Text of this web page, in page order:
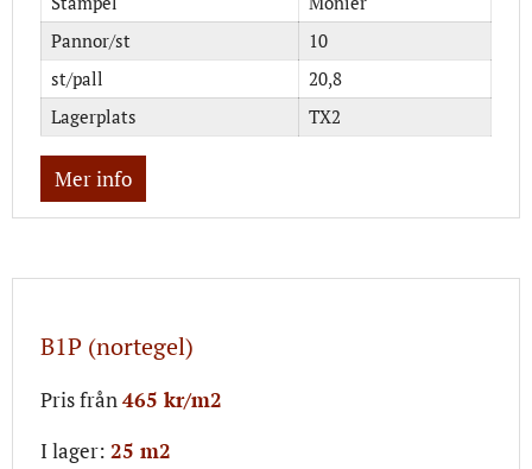
Pannor/st
10
st/pall
20,8
Lagerplats
TX2
Mer info
B1P (nortegel)
Pris från 465 kr/m2
I lager: 25 m2